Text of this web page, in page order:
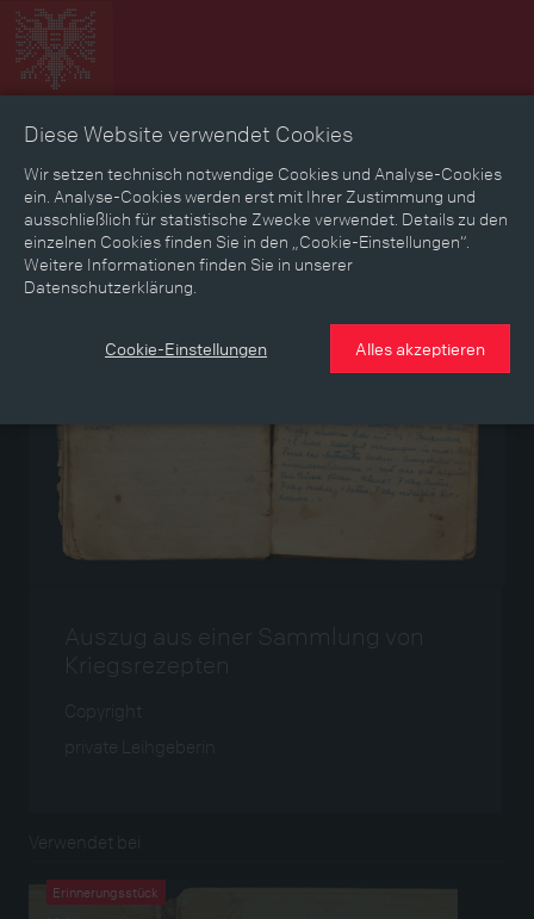
Zeitbild Zeitreise Landkarte Erinnerungen
Mediathek Textmodus
Medium
Auszug aus einer Sammlung von
Kriegsrezepten
Copyright
private Leihgeberin
Verwendet bei
Erinnerungsstück
Diese Website verwendet Cookies
Wir setzen technisch notwendige Cookies und Analyse-Cookies
ein. Analyse-Cookies werden erst mit Ihrer Zustimmung und
ausschließlich für statistische Zwecke verwendet. Details zu den
einzelnen Cookies finden Sie in den „Cookie-Einstellungen“.
Weitere Informationen finden Sie in unserer
Datenschutzerklärung.
Cookie-Einstellungen Alles akzeptieren